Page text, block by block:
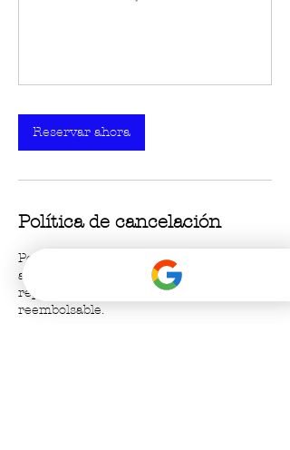
Reservar ahora
Política de cancelación
Por favor, avísenos con 24 horas de
antelación si no puede asistir o necesita
reprogramar su cita. El anticipo no es
reembolsable.